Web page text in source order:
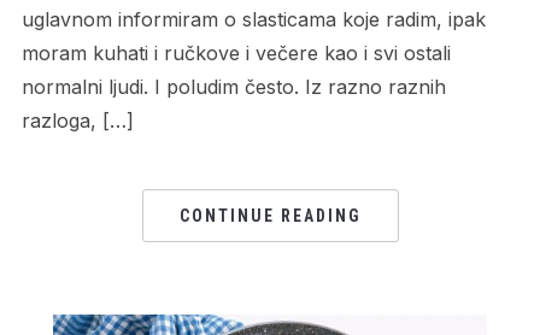
uglavnom informiram o slasticama koje radim, ipak
moram kuhati i ručkove i večere kao i svi ostali
normalni ljudi. I poludim često. Iz razno raznih
razloga, […]
CONTINUE READING